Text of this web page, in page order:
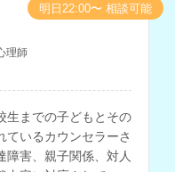
理師
生までの子どもとその
ているカウンセラーさ
障害、親子関係、対人
明日22:00〜 相談可能